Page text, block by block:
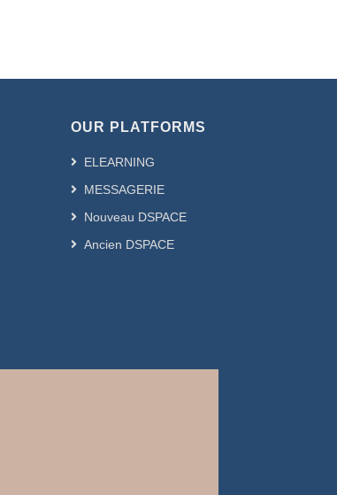
OUR PLATFORMS
ELEARNING
MESSAGERIE
Nouveau DSPACE
Ancien DSPACE